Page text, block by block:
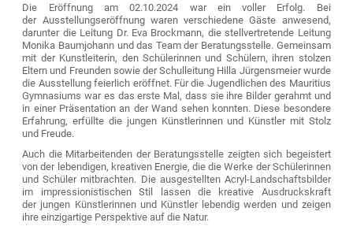
Die Eröffnung am 02.10.2024 war ein voller Erfolg. Bei
der Ausstellungseröffnung waren verschiedene Gäste anwesend,
darunter die Leitung Dr. Eva Brockmann, die stellvertretende Leitung
Monika Baumjohann und das Team der Beratungsstelle. Gemeinsam
mit der Kunstleiterin, den Schülerinnen und Schülern, ihren stolzen
Eltern und Freunden sowie der Schulleitung Hilla Jürgensmeier wurde
die Ausstellung feierlich eröffnet. Für die Jugendlichen des Mauritius
Gymnasiums war es das erste Mal, dass sie ihre Bilder gerahmt und
in einer Präsentation an der Wand sehen konnten. Diese besondere
Erfahrung, erfüllte die jungen Künstlerinnen und Künstler mit Stolz
und Freude.
Auch die Mitarbeitenden der Beratungsstelle zeigten sich begeistert
von der lebendigen, kreativen Energie, die die Werke der Schülerinnen
und Schüler mitbrachten. Die ausgestellten Acryl-Landschaftsbilder
im impressionistischen Stil lassen die kreative Ausdruckskraft
der jungen Künstlerinnen und Künstler lebendig werden und zeigen
ihre einzigartige Perspektive auf die Natur.